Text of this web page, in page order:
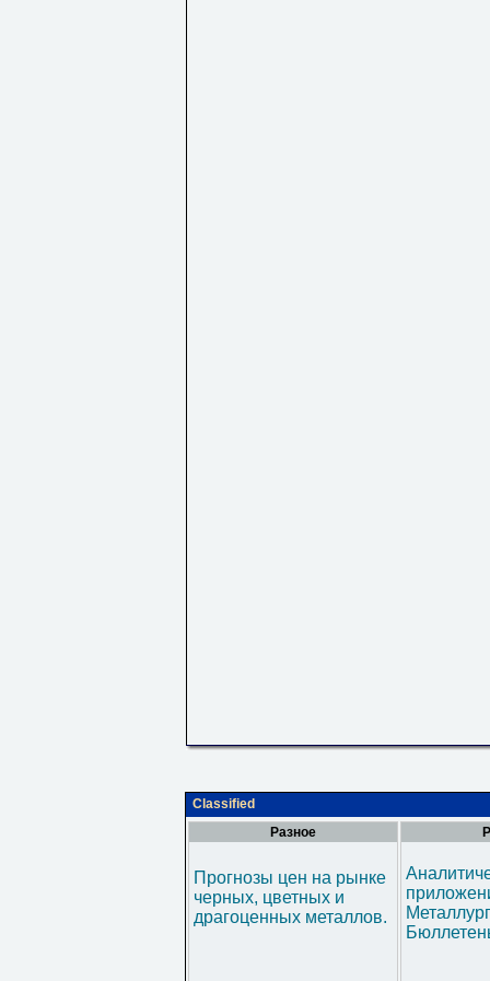
Classified
Разное
Прогнозы цен на рынке
черных, цветных и
драгоценных металлов.